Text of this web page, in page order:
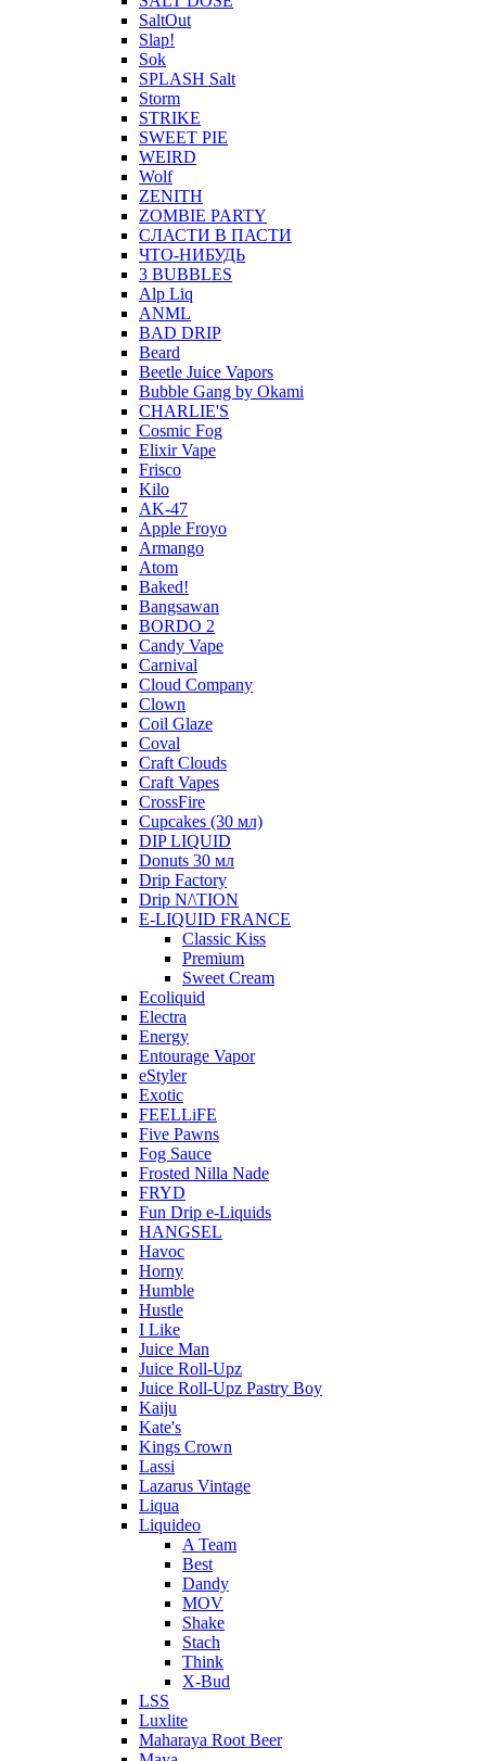
SaltOut
Slap!
Sok
SPLASH Salt
Storm
STRIKE
SWEET PIE
WEIRD
Wolf
ZENITH
ZOMBIE PARTY
СЛАСТИ В ПАСТИ
ЧТО-НИБУДЬ
3 BUBBLES
Alp Liq
ANML
BAD DRIP
Beard
Beetle Juice Vapors
Bubble Gang by Okami
CHARLIE'S
Cosmic Fog
Elixir Vape
Frisco
Kilo
AK-47
Apple Froyo
Armango
Atom
Baked!
Bangsawan
BORDO 2
Candy Vape
Carnival
Cloud Company
Clown
Coil Glaze
Coval
Craft Clouds
Craft Vapes
CrossFire
Cupcakes (30 мл)
DIP LIQUID
Donuts 30 мл
Drip Factory
Drip N/\TION
E-LIQUID FRANCE
Classic Kiss
Premium
Sweet Cream
Ecoliquid
Electra
Energy
Entourage Vapor
eStyler
Exotic
FEELLiFE
Five Pawns
Fog Sauce
Frosted Nilla Nade
FRYD
Fun Drip e-Liquids
HANGSEL
Havoc
Horny
Humble
Hustle
I Like
Juice Man
Juice Roll-Upz
Juice Roll-Upz Pastry Boy
Kaiju
Kate's
Kings Crown
Lassi
Lazarus Vintage
Liqua
Liquideo
A Team
Best
Dandy
MOV
Shake
Stach
Think
X-Bud
LSS
Luxlite
Maharaya Root Beer